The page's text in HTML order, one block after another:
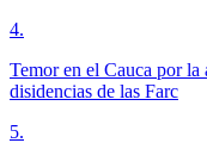
4.
Temor en el Cauca por la
disidencias de las Farc
5.